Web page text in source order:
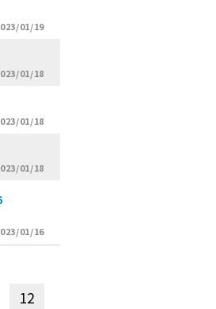
01/19
01/18
01/18
01/18
01/16
12